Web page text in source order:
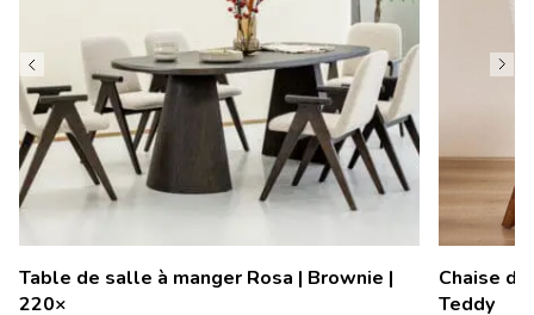
Table de salle à manger Rosa | Brownie |
220×
Chaise
Teddy